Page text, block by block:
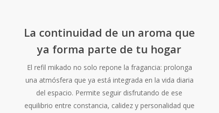
La continuidad de un aroma que
ya forma parte de tu hogar
El refil mikado no solo repone la fragancia: prolonga
una atmósfera que ya está integrada en la vida diaria
del espacio. Permite seguir disfrutando de ese
equilibrio entre constancia, calidez y personalidad que